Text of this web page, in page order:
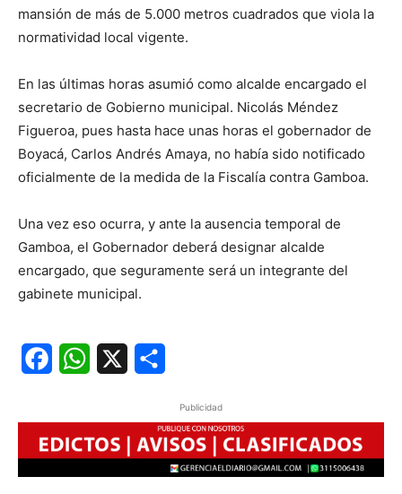
mansión de más de 5.000 metros cuadrados que viola la
normatividad local vigente.
En las últimas horas asumió como alcalde encargado el
secretario de Gobierno municipal. Nicolás Méndez
Figueroa, pues hasta hace unas horas el gobernador de
Boyacá, Carlos Andrés Amaya, no había sido notificado
oficialmente de la medida de la Fiscalía contra Gamboa.
Una vez eso ocurra, y ante la ausencia temporal de
Gamboa, el Gobernador deberá designar alcalde
encargado, que seguramente será un integrante del
gabinete municipal.
FacebookWhatsApp
Publicidad